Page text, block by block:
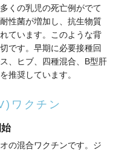
くの乳児の死亡例がでて
性菌が増加し、抗生物質
ています。このような背
です。早期に必要接種回
、ヒブ、四種混合、B型肝
推奨しています。
ワクチン
の混合ワクチンです。ジ